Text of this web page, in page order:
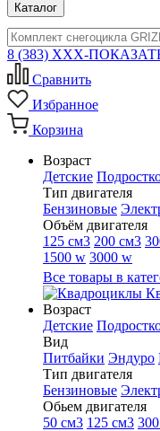
Каталог
8 (383) XXX-
Сравнить
Избранное
Корзина
Возраст
Детские
Тип двигателя
Бензиновые
Объём двигателя
125 см3 200 см3
1500 w 3000 w
Все товары в
Возраст
Детские
Вид
Питбайки Эндуро
Тип двигателя
Бензиновые
Обьем двигателя
50 см3 125 см3